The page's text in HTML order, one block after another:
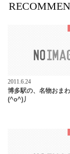
2011.6.24
博多駅の、名物おま
(^o^)丿